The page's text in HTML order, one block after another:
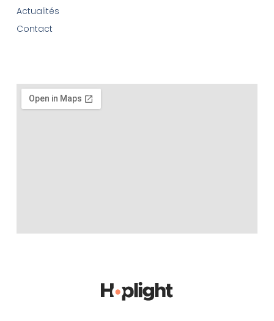
Actualités
Contact